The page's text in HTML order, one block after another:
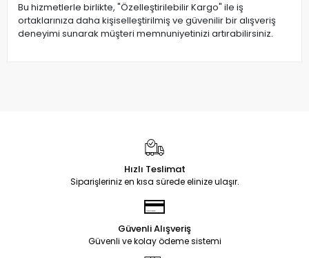
Bu hizmetlerle birlikte, "Özelleştirilebilir Kargo" ile iş
ortaklarınıza daha kişiselleştirilmiş ve güvenilir bir alışveriş
deneyimi sunarak müşteri memnuniyetinizi artırabilirsiniz.
Hızlı Teslimat
Siparişleriniz en kısa sürede elinize ulaşır.
Güvenli Alışveriş
Güvenli ve kolay ödeme sistemi